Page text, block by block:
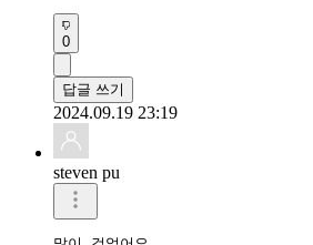
0
답글 쓰기
2024.09.19 23:19
steven pu